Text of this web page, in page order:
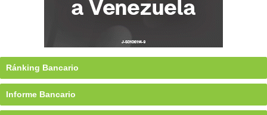
Ránking Bancario
Informe Bancario